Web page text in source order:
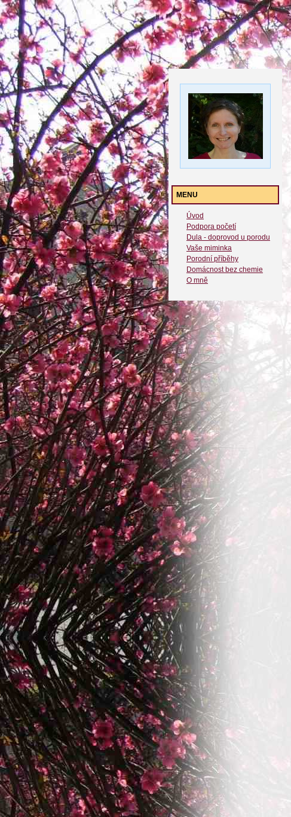
MENU
Úvod
Podpora početí
Dula - doprovod u porodu
Vaše miminka
Porodní příběhy
Domácnost bez chemie
O mně